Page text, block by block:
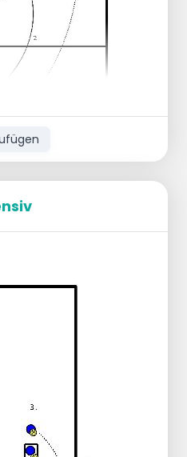
Position 2/3 auf Feld A
den Ball zum